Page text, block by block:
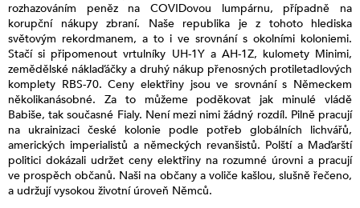
rozhazováním peněz na COVIDovou lumpárnu, případně na
korupční nákupy zbraní. Naše republika je z tohoto hlediska
světovým rekordmanem, a to i ve srovnání s okolními koloniemi.
Stačí si připomenout vrtulníky UH-1Y a AH-1Z, kulomety Minimi,
zemědělské náklaďáčky a druhý nákup přenosných protiletadlových
komplety RBS-70. Ceny elektřiny jsou ve srovnání s Německem
několikanásobné. Za to můžeme poděkovat jak minulé vládě
Babiše, tak současné Fialy. Není mezi nimi žádný rozdíl. Pilně pracují
na ukrainizaci české kolonie podle potřeb globálních lichvářů,
amerických imperialistů a německých revanšistů. Polští a Maďarští
politici dokázali udržet ceny elektřiny na rozumné úrovni a pracují
ve prospěch občanů. Naši na občany a voliče kašlou, slušně řečeno,
a udržují vysokou životní úroveň Němců.